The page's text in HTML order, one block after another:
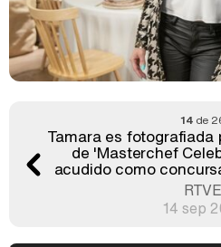
14de
Tamara es
de 'Masterchef
acudido como
RTVE
14 sep